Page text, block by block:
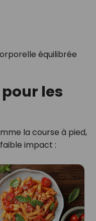
équilibrée
les
la course à pied,
impact :